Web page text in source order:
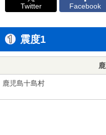
Twitter Facebook
震度1
鹿児島十島村